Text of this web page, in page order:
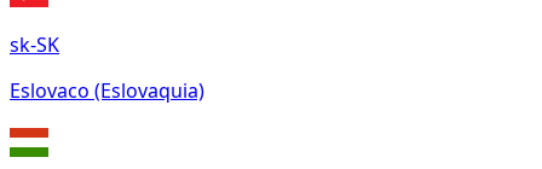
sk-SK
Eslovaco (Eslovaquia)